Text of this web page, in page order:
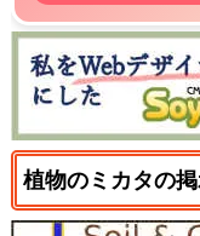
植物のミカタの